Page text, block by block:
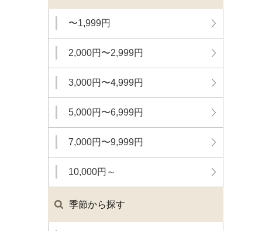
〜1,999円
2,000円〜2,999円
3,000円〜4,999円
5,000円〜6,999円
7,000円〜9,999円
10,000円～
季節から探す